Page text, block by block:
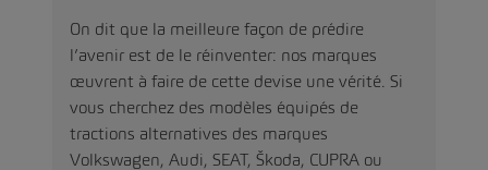
On dit que la meilleure façon de prédire
l’avenir est de le réinventer: nos marques
œuvrent à faire de cette devise une vérité. Si
vous cherchez des modèles équipés de
tractions alternatives des marques
Volkswagen, Audi, SEAT, Škoda, CUPRA ou